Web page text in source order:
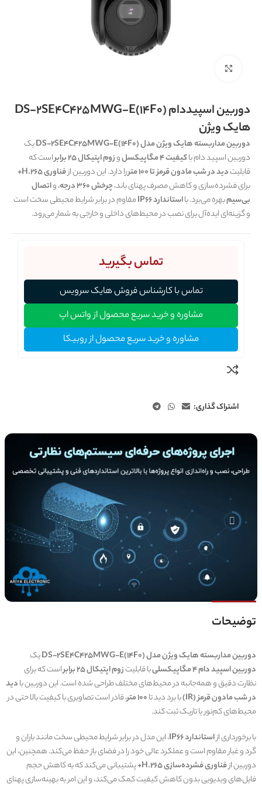
دوربین اسپیددام DS-2SE4C425MWG-E(14F0)
هایک ویژن
دوربین مداربسته هایک ویژن مدل DS-2SE4C425MWG-E(14F0)
یک
دوربین اسپید دام باکیفیت 4 مگاپیکسل وزوم اپتیکال 25 برابر
است که
قابلیتدید در شب مادون قرمز تا 100 متر را دارد. این دوربین ازفناوری H.265+
برای فشرده‌سازی و کاهش مصرف پهنای باند،چرخش 360 درجه ، واتصال
بی‌سیمبهره می‌برد. بااستاندارد IP66
مقاوم در برابر شرایط محیطی سخت است
و گزینه‌ای ایده‌آل برای نصب در محیط‌های داخلی و خارجی به شمار می‌رود.
تماس بگیرید
تماس با کارشناس فروش هایک سرویس
مشاوره و خرید سریع محصول از واتس اپ
مشاوره و خرید سریع محصول از روبیکا
اشتراک گذاری:
توضیحات
دوربین مداربسته هایک ویژن مدل DS-2SE4C425MWG-E(14F0)
یک
دوربین اسپید دام 4 مگاپیکسلی
با قابلیتزوم اپتیکال 25 برابر
است که برای
نظارت دقیق و همه‌جانبه در محیط‌های مختلف طراحی شده است. این دوربین بادید
در شب مادون قرمز (IR)
با برد دید تا100 متر
، قادر است تصاویری با کیفیت بالا حتی در
محیط‌های کم‌نور یا تاریک ثبت کند.
با برخورداری ازاستاندارد IP66
، این مدل در برابر شرایط محیطی سخت مانند باران و
گرد و غبار مقاوم است و عملکرد عالی خود را در فضای باز حفظ می‌کند. همچنین، این
دوربین ازفناوری فشرده‌سازی H.265+
پشتیبانی می‌کند که به کاهش حجم
فایل‌های ویدیویی بدون کاهش کیفیت کمک می‌کند، و این امر به بهینه‌سازی پهنای